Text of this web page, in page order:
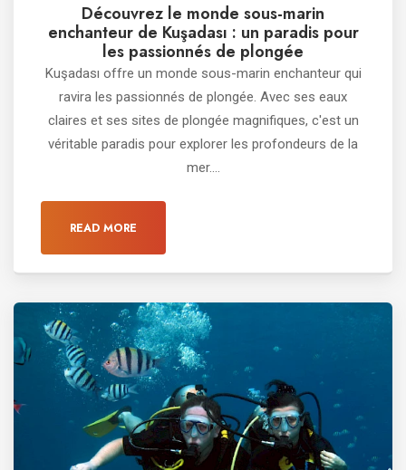
Découvrez le monde sous-marin
enchanteur de Kuşadası : un paradis pour
les passionnés de plongée
Kuşadası offre un monde sous-marin enchanteur qui
ravira les passionnés de plongée. Avec ses eaux
claires et ses sites de plongée magnifiques, c'est un
véritable paradis pour explorer les profondeurs de la
mer....
READ MORE